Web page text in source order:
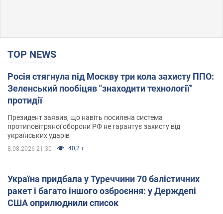
TOP NEWS
Росія стягнула під Москву три кола захисту ППО:
Зеленський пообіцяв "знаходити технології"
протидії
Президент заявив, що навіть посилена система
протиповітряної оборони РФ не гарантує захисту від
українських ударів
8.08.2026 21:30 40,2 т.
Україна придбала у Туреччини 70 балістичних
ракет і багато іншого озброєння: у Держдепі
США оприлюднили список